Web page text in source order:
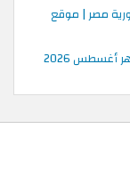
مصر | موقع
2026